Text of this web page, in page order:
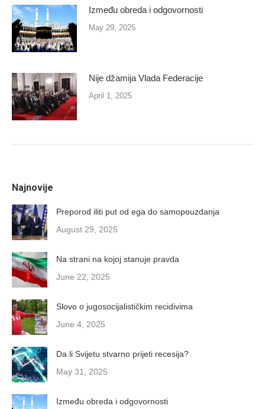
Između obreda i odgovornosti
May 29, 2025
Nije džamija Vlada Federacije
April 1, 2025
Najnovije
Preporod iliti put od ega do samopouzdanja
August 29, 2025
Na strani na kojoj stanuje pravda
June 22, 2025
Slovo o jugosocijalističkim recidivima
June 4, 2025
Da li Svijetu stvarno prijeti recesija?
May 31, 2025
Između obreda i odgovornosti